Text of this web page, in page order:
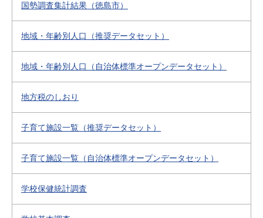
国勢調査集計結果（徳島市）
地域・年齢別人口（推奨データセット）
地域・年齢別人口（自治体標準オープンデータセット）
地方税のしおり
子育て施設一覧（推奨データセット）
子育て施設一覧（自治体標準オープンデータセット）
学校保健統計調査